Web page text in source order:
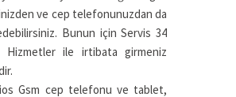
ve cep telefonunuzdan da
Bunun için Servis 34
Hizmetler ile irtibata girmeniz
Gsm cep telefonu ve tablet,